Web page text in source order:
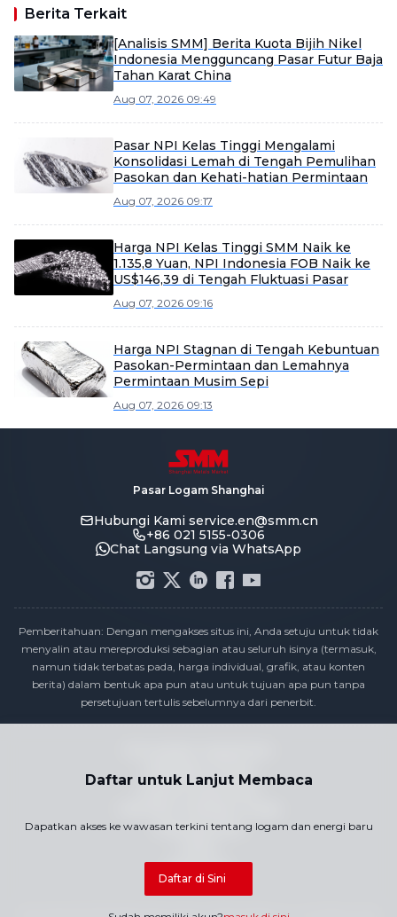
Berita Terkait
[Analisis SMM] Berita Kuota Bijih Nikel
Indonesia Mengguncang Pasar Futur Baja
Tahan Karat China
Aug 07, 2026 09:49
Pasar NPI Kelas Tinggi Mengalami
Konsolidasi Lemah di Tengah Pemulihan
Pasokan dan Kehati-hatian Permintaan
Aug 07, 2026 09:17
Harga NPI Kelas Tinggi SMM Naik ke
1.135,8 Yuan, NPI Indonesia FOB Naik ke
US$146,39 di Tengah Fluktuasi Pasar
Aug 07, 2026 09:16
Harga NPI Stagnan di Tengah Kebuntuan
Pasokan-Permintaan dan Lemahnya
Permintaan Musim Sepi
Aug 07, 2026 09:13
Daftar untuk Lanjut Membaca
Dapatkan akses ke wawasan terkini tentang logam dan energi baru
Daftar di Sini
Pasar Logam Shanghai
Hubungi Kami service.en@smm.cn
+86 021 5155-0306
Chat Langsung via WhatsApp
Pemberitahuan: Dengan mengakses situs ini, Anda setuju untuk tidak
menyalin atau mereproduksi sebagian atau seluruh isinya (termasuk,
namun tidak terbatas pada, harga individual, grafik, atau konten
berita) dalam bentuk apa pun atau untuk tujuan apa pun tanpa
persetujuan tertulis sebelumnya dari penerbit.
Kebijakan Privasi
Syarat & Ketentuan
Hubungi Kami
Peta Situs